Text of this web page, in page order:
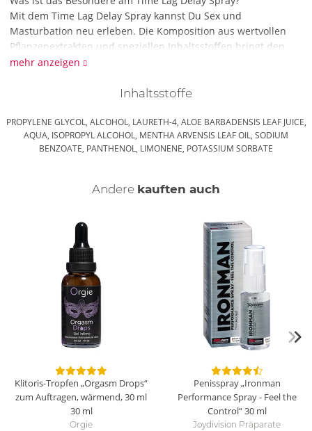
Mit dem Time Lag Delay Spray kannst Du Sex und
Masturbation neu erleben. Die Komposition aus wertvollen
Pflanzenextrakten und speziellen Inhaltsstoffen bringt den
Penis in Hochform und kann ihm mehr Ausdauer und Kraft
Was muss ich bei dem Time Lag Delay Spray beachten?
Dieses Spray ist nur zur äußeren Anwendung geeignet. Bitte
wasche es nach dem Gebrauch wieder ab.
mehr anzeigen
Inhaltsstoffe
PROPYLENE GLYCOL, ALCOHOL, LAURETH-4, ALOE BARBADENSIS LEAF JUICE,
AQUA, ISOPROPYL ALCOHOL, MENTHA ARVENSIS LEAF OIL, SODIUM
BENZOATE, PANTHENOL, LIMONENE, POTASSIUM SORBATE
Andere kauften auch
Klitoris-Tropfen „Orgasm Drops“
zum Auftragen, wärmend, 30 ml
30 ml
Orgie
Penisspray „Ironman
Performance Spray - Feel the
Control“30 ml
Joydivision Präparate